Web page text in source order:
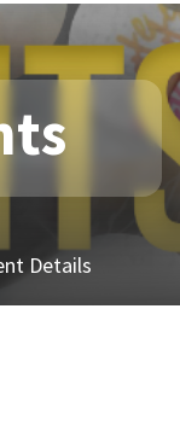
Details